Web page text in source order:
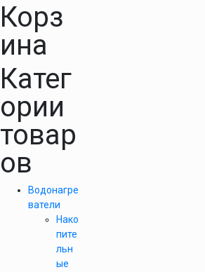
Корз
ина
Катег
ории
товар
ов
Водонагре
ватели
Нако
пите
льн
ые